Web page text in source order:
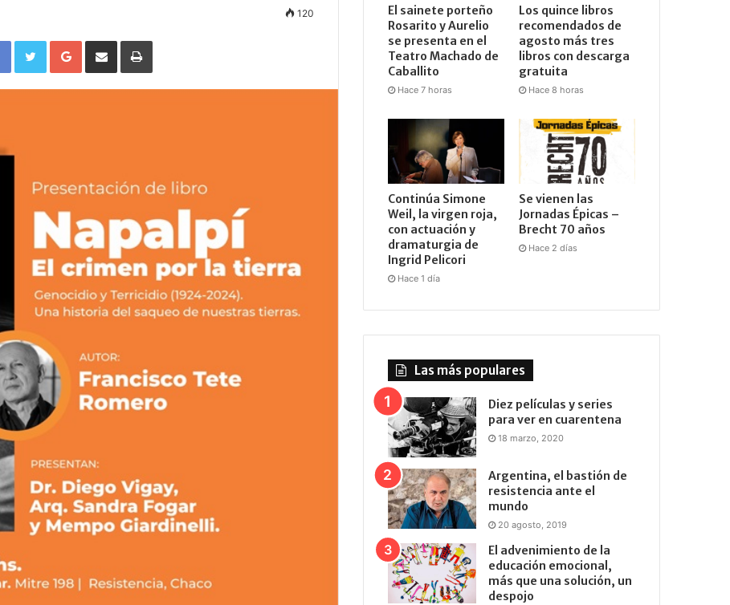
120
FacebookTwitterGoogle+Compartir por correo electrónicoImprimir
El sainete porteño
Rosarito y Aurelio
se presenta en el
Teatro Machado de
Caballito
Hace 7 horas
Los quince libros
recomendados de
agosto más tres
libros con descarga
gratuita
Hace 8 horas
Continúa Simone
Weil, la virgen roja,
con actuación y
dramaturgia de
Ingrid Pelicori
Hace 1 día
Se vienen las
Jornadas Épicas –
Brecht 70 años
Hace 2 días
Las más populares
Diez películas y series
para ver en cuarentena
18 marzo, 2020
Argentina, el bastión de
resistencia ante el
mundo
20 agosto, 2019
El advenimiento de la
educación emocional,
más que una solución, un
despojo